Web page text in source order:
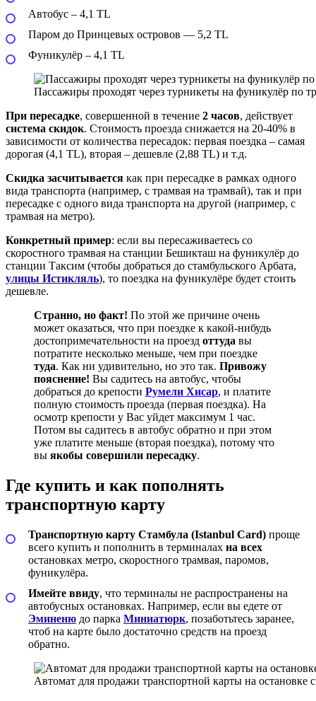
Автобус – 4,1 TL
Паром до Принцевых островов — 5,2 TL
Фуникулёр – 4,1 TL
Пассажиры проходят через турникеты на фуникулёр по
При пересадке, совершенной в течение 2 часов, действует
система скидок. Стоимость проезда снижается на 20-40% в
зависимости от количества пересадок: первая поездка – самая
дорогая (4,1 TL), вторая – дешевле (2,88 TL) и т.д.
Скидка засчитывается как при пересадке в рамках одного
вида транспорта (например, с трамвая на трамвай), так и при
пересадке с одного вида транспорта на другой (например, с
трамвая на метро).
Конкретный пример: если вы пересаживаетесь со
скоростного трамвая на станции Бешикташ на фуникулёр до
станции Таксим (чтобы добраться до стамбульского Арбата,
улицы Истикляль), то поездка на фуникулёре будет стоить
дешевле.
Странно, но факт! По этой же причине очень
может оказаться, что при поездке к какой-нибудь
достопримечательности на проезд оттуда вы
потратите несколько меньше, чем при поездке
туда. Как ни удивительно, но это так. Привожу
пояснение! Вы садитесь на автобус, чтобы
добраться до крепости Румели Хисар, и платите
полную стоимость проезда (первая поездка). На
осмотр крепости у Вас уйдет максимум 1 час.
Потом вы садитесь в автобус обратно и при этом
уже платите меньше (вторая поездка), потому что
вы якобы совершили пересадку.
Где купить и как пополнять
транспортную карту
Транспортную карту Стамбула (Istanbul Card) проще
всего купить и пополнить в терминалах на всех
остановках метро, скоростного трамвая, паромов,
фуникулёра.
Имейте ввиду, что терминалы не распространены на
автобусных остановках. Например, если вы едете от
Эминеню до парка Миниатюрк, позаботьтесь заранее,
чтоб на карте было достаточно средств на проезд
обратно.
Автомат для продажи транспортной карты на остановке